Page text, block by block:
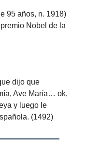
95 años, n. 1918)
Nobel de la
dijo que
Ave María… ok,
y luego le
(1492)